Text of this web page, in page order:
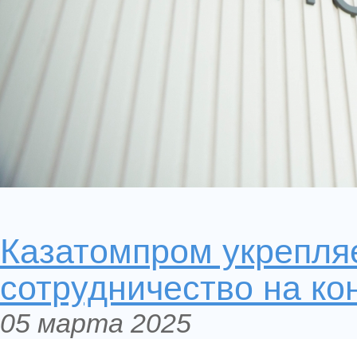
Казатомпром
сотрудничество на
05 марта 2025